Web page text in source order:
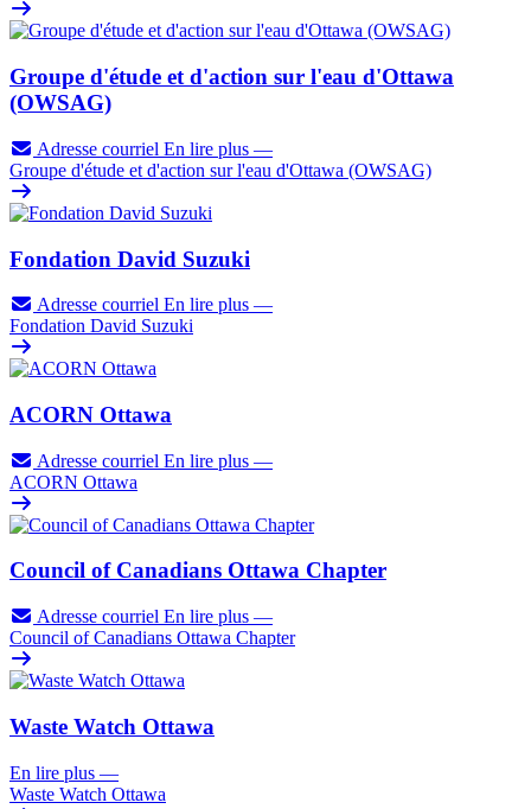
Groupe d'étude et d'action sur l'eau d'Ottawa
(OWSAG)
Adresse courriel En lire plus —
Groupe d'étude et d'action sur l'eau d'Ottawa (OWSAG)
Fondation David Suzuki
Adresse courriel En lire plus —
Fondation David Suzuki
ACORN Ottawa
Adresse courriel En lire plus —
ACORN Ottawa
Council of Canadians Ottawa Chapter
Adresse courriel En lire plus —
Council of Canadians Ottawa Chapter
Waste Watch Ottawa
En lire plus —
Waste Watch Ottawa